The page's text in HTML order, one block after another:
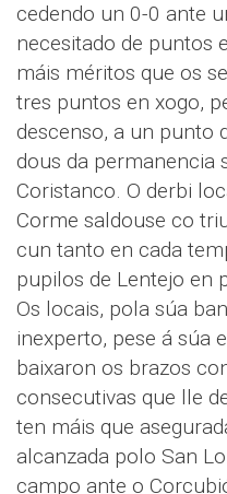
cedendo un 0-0 ante
necesitado de puntos
máis méritos que os
tres puntos en xogo,
descenso, a un punto
dous da permanencia
Coristanco. O derbi
Corme saldouse co
cun tanto en cada
pupilos de Lentejo en
Os locais, pola súa
inexperto, pese á súa
baixaron os brazos
consecutivas que lle
ten máis que
alcanzada polo San
campo ante o